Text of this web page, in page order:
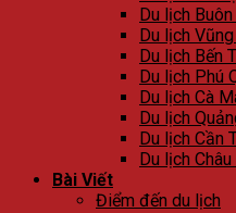
Du lịch
Du lịch Vũng
Du lịch Bến
Du lịch Phú
Du lịch Cà
Du lịch
Du lịch Cần
Du lịch
Bài Viết
Điểm đến du lịch